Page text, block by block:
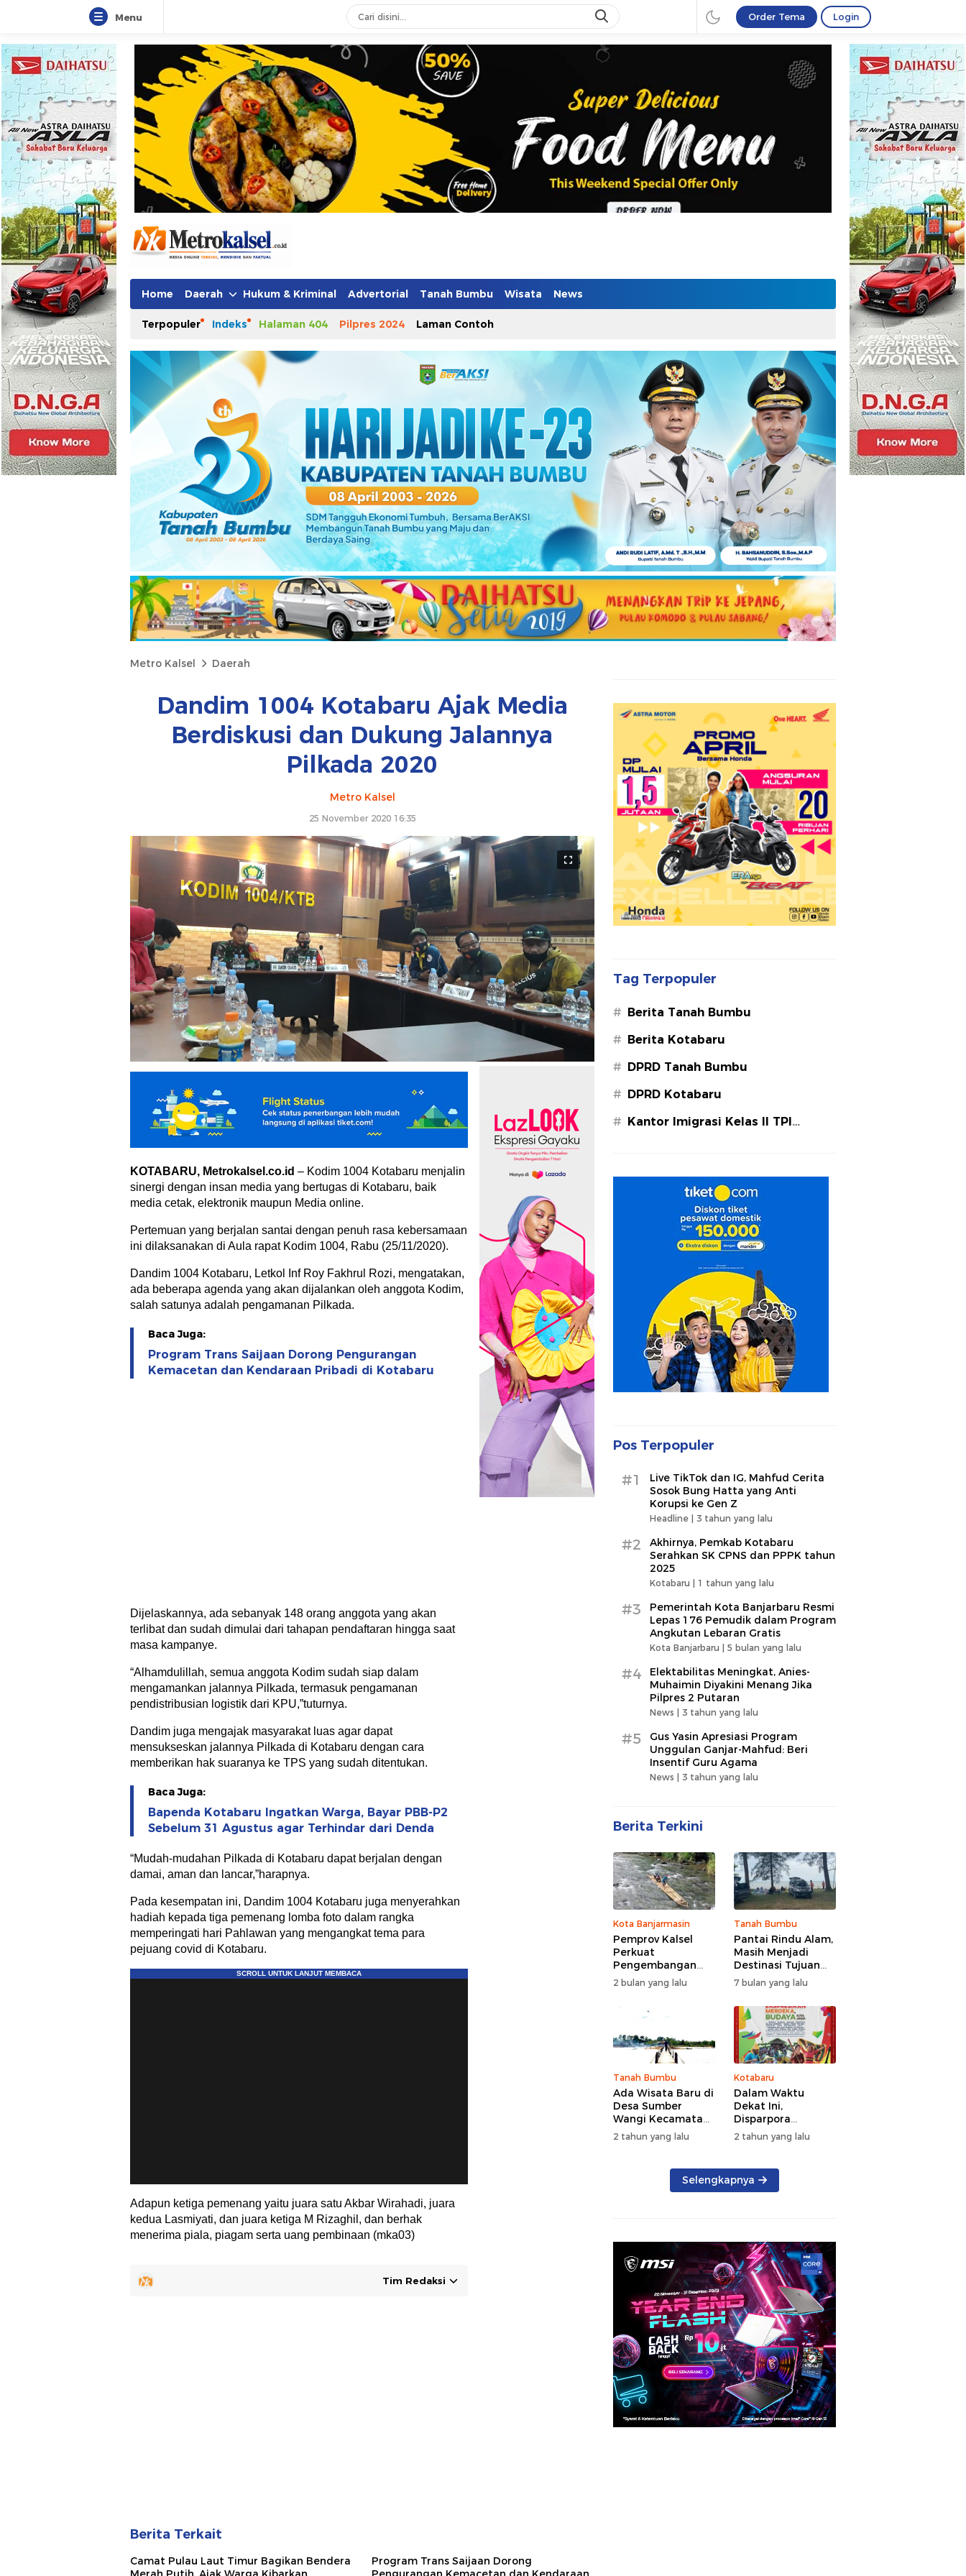
Menu Order Tema Login
Home Daerah Hukum & Kriminal Advertorial Tanah Bumbu Wisata News
Terpopuler Indeks Halaman 404 Pilpres 2024 Laman Contoh
Metro Kalsel Daerah
Dandim 1004 Kotabaru Ajak Media
Berdiskusi dan Dukung Jalannya
Pilkada 2020
Metro Kalsel
25 November 2020 16:35
KOTABARU, Metrokalsel.co.id – Kodim 1004 Kotabaru menjalin
sinergi dengan insan media yang bertugas di Kotabaru, baik
media cetak, elektronik maupun Media online.
Pertemuan yang berjalan santai dengan penuh rasa kebersamaan
ini dilaksanakan di Aula rapat Kodim 1004, Rabu (25/11/2020).
Dandim 1004 Kotabaru, Letkol Inf Roy Fakhrul Rozi, mengatakan,
ada beberapa agenda yang akan dijalankan oleh anggota Kodim,
salah satunya adalah pengamanan Pilkada.
Baca Juga:
Program Trans Saijaan Dorong Pengurangan
Kemacetan dan Kendaraan Pribadi di Kotabaru
Dijelaskannya, ada sebanyak 148 orang anggota yang akan
terlibat dan sudah dimulai dari tahapan pendaftaran hingga saat
masa kampanye.
“Alhamdulillah, semua anggota Kodim sudah siap dalam
mengamankan jalannya Pilkada, termasuk pengamanan
pendistribusian logistik dari KPU,”tuturnya.
Dandim juga mengajak masyarakat luas agar dapat
mensukseskan jalannya Pilkada di Kotabaru dengan cara
memberikan hak suaranya ke TPS yang sudah ditentukan.
Baca Juga:
Bapenda Kotabaru Ingatkan Warga, Bayar PBB-P2
Sebelum 31 Agustus agar Terhindar dari Denda
“Mudah-mudahan Pilkada di Kotabaru dapat berjalan dengan
damai, aman dan lancar,”harapnya.
Pada kesempatan ini, Dandim 1004 Kotabaru juga menyerahkan
hadiah kepada tiga pemenang lomba foto dalam rangka
memperingati hari Pahlawan yang mengangkat tema para
pejuang covid di Kotabaru.
Adapun ketiga pemenang yaitu juara satu Akbar Wirahadi, juara
kedua Lasmiyati, dan juara ketiga M Rizaghil, dan berhak
menerima piala, piagam serta uang pembinaan (mka03)
Tim Redaksi
Berita Terkait
Camat Pulau Laut Timur Bagikan Bendera
Program Trans Saijaan Dorong
Tag Terpopuler
# Berita Tanah Bumbu
# Berita Kotabaru
# DPRD Tanah Bumbu
# DPRD Kotabaru
# Kantor Imigrasi Kelas II TPI
Pos Terpopuler
#1
Live TikTok dan IG, Mahfud Cerita
Sosok Bung Hatta yang Anti
Korupsi ke Gen Z
Headline | 3 tahun yang lalu
#2
Akhirnya, Pemkab Kotabaru
Serahkan SK CPNS dan PPPK tahun
2025
Kotabaru | 1 tahun yang lalu
#3
Pemerintah Kota Banjarbaru Resmi
Lepas 176 Pemudik dalam Program
Angkutan Lebaran Gratis
Kota Banjarbaru | 5 bulan yang lalu
#4
Elektabilitas Meningkat, Anies-
Muhaimin Diyakini Menang Jika
Pilpres 2 Putaran
News | 3 tahun yang lalu
#5
Gus Yasin Apresiasi Program
Unggulan Ganjar-Mahfud: Beri
Insentif Guru Agama
News | 3 tahun yang lalu
Berita Terkini
Kota Banjarmasin
Pemprov Kalsel
Perkuat
Pengembangan
Wisata, Targetkan
Tingkat Kunjungan
2 bulan yang lalu
Tanah Bumbu
Pantai Rindu Alam,
Masih Menjadi
Destinasi Tujuan
Wisata di Tanah
Bumbu dengan
Rindangnya Pohon
Pinus
7 bulan yang lalu
Tanah Bumbu
Ada Wisata Baru di
Desa Sumber
Wangi Kecamatan
Karang Bintang
2 tahun yang lalu
Kotabaru
Dalam Waktu
Dekat Ini,
Disparpora
Kotabaru Bakal
Menggelar Festival
2024
2 tahun yang lalu
Selengkapnya